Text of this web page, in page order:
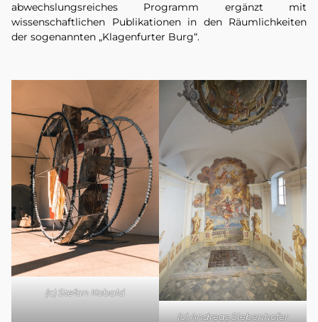
abwechslungsreiches Programm ergänzt mit
wissenschaftlichen Publikationen in den Räumlichkeiten
der sogenannten „Klagenfurter Burg“.
(c) Stefan Kobald
(c) Andreas Siebenhofer